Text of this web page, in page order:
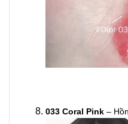
033 Coral Pink –